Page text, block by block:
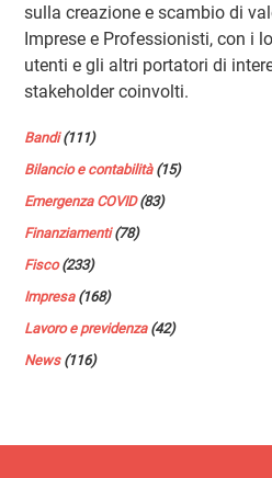
sulla creazione e scambio di
Imprese e Professionisti, con i
utenti e gli altri portatori di
stakeholder coinvolti.
Bandi(111)
Bilancio e contabilità(15)
Emergenza COVID(83)
Finanziamenti(78)
Fisco(233)
Impresa(168)
Lavoro e previdenza(42)
News(116)